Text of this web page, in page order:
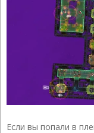
Если вы попали в